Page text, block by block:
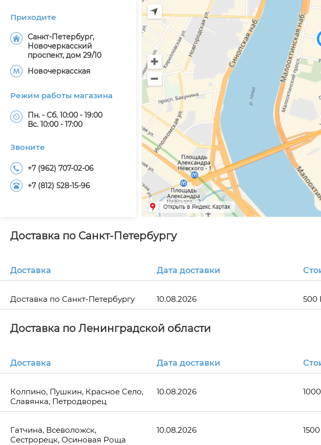
Приходите
Санкт-Петербург,
Новочеркасский
проспект, дом 29/10
Новочеркасская
Режим работы магазина
Пн. - Сб. 10:00 - 19:00
Вс. 10:00 - 17:00
Звоните
+7 (962) 707-02-06
+7 (812) 528-15-96
Доставка по Санкт-Петербургу
Доставка Дата доставки
Доставка по Санкт-Петербургу 10.08.2026 500
Доставка по Ленинградской области
Доставка Дата доставки
Колпино, Пушкин, Красное Село,
Славянка, Петродворец
10.08.2026
Гатчина, Всеволожск,
Сестрорецк, Осиновая Роща
10.08.2026